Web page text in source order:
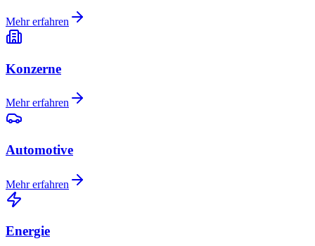
Mehr erfahren
Konzerne
Mehr erfahren
Automotive
Mehr erfahren
Energie